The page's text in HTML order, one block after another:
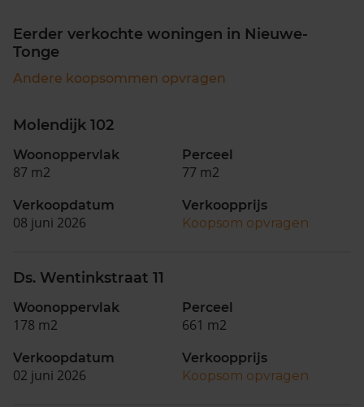
Eerder verkochte woningen in Nieuwe-
Tonge
Andere koopsommen opvragen
Molendijk 102
Woonoppervlak
87 m2
Perceel
77 m2
Verkoopdatum
08 juni 2026
Verkoopprijs
Koopsom opvragen
Ds. Wentinkstraat 11
Woonoppervlak
178 m2
Perceel
661 m2
Verkoopdatum
02 juni 2026
Verkoopprijs
Koopsom opvragen